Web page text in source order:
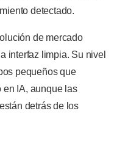
detectado.
de mercado
interfaz limpia. Su nivel
pequeños que
en IA, aunque las
detrás de los